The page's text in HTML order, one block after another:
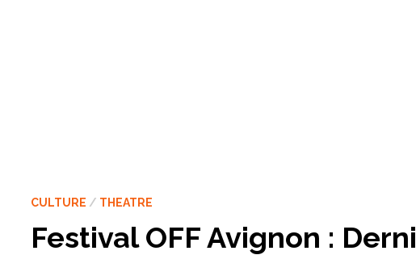
CULTURE / THEATRE
Festival OFF Avignon :